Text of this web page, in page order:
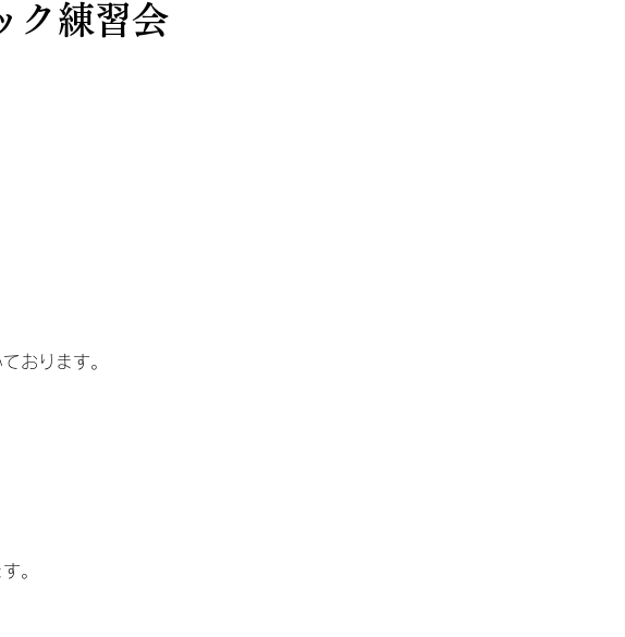
ク練習会
おります。
。​